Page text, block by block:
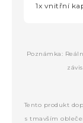
1x vnitřní
Poznámka:
Tento produkt
s tmavším